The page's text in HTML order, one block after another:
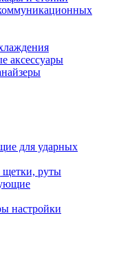
аксессуары
для ударных
щетки, руты
настройки